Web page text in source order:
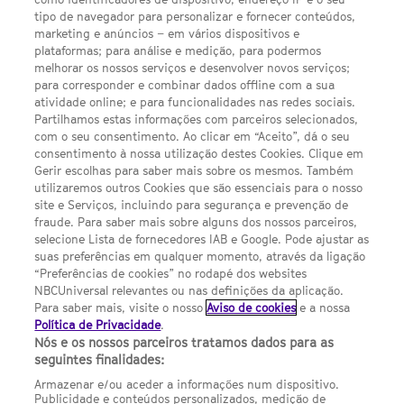
LINKS ÚTEIS
Escolhas de Anúncios
Política de privacidade
Termos E Condições
FILMES
UMA DIVISÃO DA NBCUNIVERSAL
Contact us by email: contact.SYFYPortugal@ncbuni.com
NBC Universal Global Networks España S.L.U. is wholly owned
by Universal Studios International BV
NBC Universal Global Networks, S.L.U. Paseo de la Castellana,
tipo de navegador para personalizar e fornecer conteúdos,
marketing e anúncios – em vários dispositivos e
plataformas; para análise e medição, para podermos
melhorar os nossos serviços e desenvolver novos serviços;
para corresponder e combinar dados offline com a sua
atividade online; e para funcionalidades nas redes sociais.
Partilhamos estas informações com parceiros selecionados,
com o seu consentimento. Ao clicar em “Aceito”, dá o seu
consentimento à nossa utilização destes Cookies. Clique em
Gerir escolhas para saber mais sobre os mesmos. Também
utilizaremos outros Cookies que são essenciais para o nosso
site e Serviços, incluindo para segurança e prevenção de
fraude. Para saber mais sobre alguns dos nossos parceiros,
selecione Lista de fornecedores IAB e Google. Pode ajustar as
suas preferências em qualquer momento, através da ligação
“Preferências de cookies” no rodapé dos websites
NBCUniversal relevantes ou nas definições da aplicação.
Para saber mais, visite o nossoAviso de cookies e a nossa
Política de Privacidade.
Nós e os nossos parceiros tratamos dados para as
seguintes finalidades:
Armazenar e/ou aceder a informações num dispositivo.
Publicidade e conteúdos personalizados, medição de